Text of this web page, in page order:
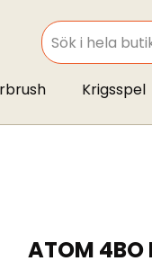
SEARCH
Krigsspel
ATOM